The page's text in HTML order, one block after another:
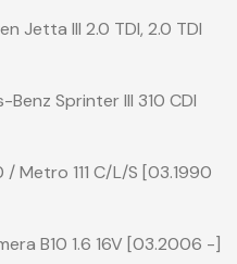
Jetta III 2.0 TDI, 2.0 TDI
Sprinter III 310 CDI
Metro 111 C/L/S [03.1990
B10 1.6 16V [03.2006 -]